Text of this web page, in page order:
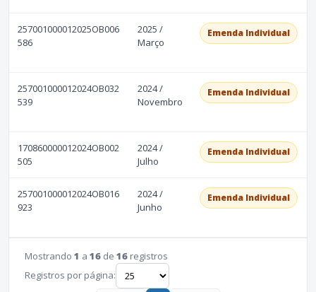
257001000012025OB006
586
2025 /
Março
Emenda Individual
257001000012024OB032
539
2024 /
Novembro
Emenda Individual
170860000012024OB002
505
2024 /
Julho
Emenda Individual
257001000012024OB016
923
2024 /
Junho
Emenda Individual
Mostrando 1 a 16 de 16 registros
Registros por página: